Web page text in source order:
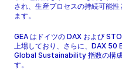
され、生産プロセスの持続可能
ます。
GEA はドイツの DAX および
上場しており、さらに、DAX 50
Global Sustainability 指数の構成
す。